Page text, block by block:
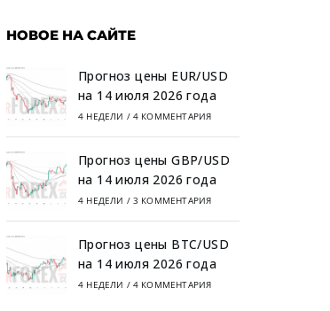
НОВОЕ НА САЙТЕ
Прогноз цены EUR/USD
на 14 июля 2026 года
4 НЕДЕЛИ / 4 КОММЕНТАРИЯ
Прогноз цены GBP/USD
на 14 июля 2026 года
4 НЕДЕЛИ / 3 КОММЕНТАРИЯ
Прогноз цены BTC/USD
на 14 июля 2026 года
4 НЕДЕЛИ / 4 КОММЕНТАРИЯ